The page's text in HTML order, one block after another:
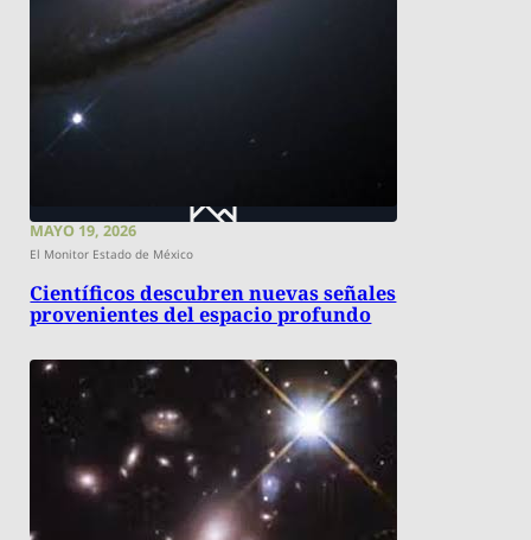
MAYO 19, 2026
El Monitor Estado de México
Científicos descubren nuevas señales
provenientes del espacio profundo